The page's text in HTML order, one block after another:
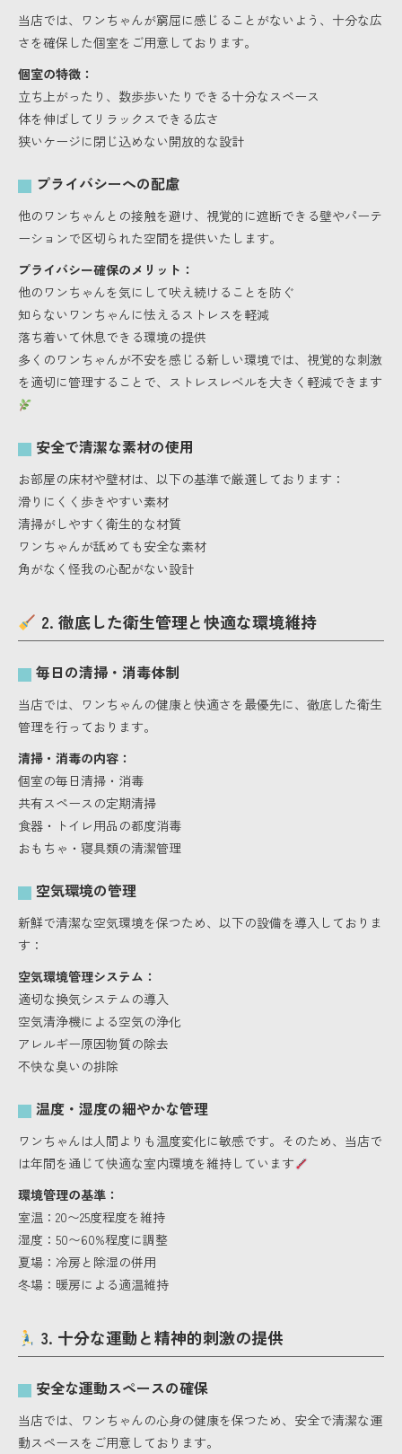
当店では、ワンちゃんが窮屈に感じることがないよう、十分な広
さを確保した個室をご用意しております。
個室の特徴：
立ち上がったり、数歩歩いたりできる十分なスペース
体を伸ばしてリラックスできる広さ
狭いケージに閉じ込めない開放的な設計
プライバシーへの配慮
他のワンちゃんとの接触を避け、視覚的に遮断できる壁やパーテ
ーションで区切られた空間を提供いたします。
プライバシー確保のメリット：
他のワンちゃんを気にして吠え続けることを防ぐ
知らないワンちゃんに怯えるストレスを軽減
落ち着いて休息できる環境の提供
多くのワンちゃんが不安を感じる新しい環境では、視覚的な刺激
を適切に管理することで、ストレスレベルを大きく軽減できます
安全で清潔な素材の使用
お部屋の床材や壁材は、以下の基準で厳選しております：
滑りにくく歩きやすい素材
清掃がしやすく衛生的な材質
ワンちゃんが舐めても安全な素材
角がなく怪我の心配がない設計
2. 徹底した衛生管理と快適な環境維持
毎日の清掃・消毒体制
当店では、ワンちゃんの健康と快適さを最優先に、徹底した衛生
管理を行っております。
清掃・消毒の内容：
個室の毎日清掃・消毒
共有スペースの定期清掃
食器・トイレ用品の都度消毒
おもちゃ・寝具類の清潔管理
空気環境の管理
新鮮で清潔な空気環境を保つため、以下の設備を導入しておりま
す：
空気環境管理システム：
適切な換気システムの導入
空気清浄機による空気の浄化
アレルギー原因物質の除去
不快な臭いの排除
温度・湿度の細やかな管理
ワンちゃんは人間よりも温度変化に敏感です。そのため、当店で
は年間を通じて快適な室内環境を維持しています
環境管理の基準：
室温：20〜25度程度を維持
湿度：50〜60%程度に調整
夏場：冷房と除湿の併用
冬場：暖房による適温維持
3. 十分な運動と精神的刺激の提供
安全な運動スペースの確保
当店では、ワンちゃんの心身の健康を保つため、安全で清潔な運
動スペースをご用意しております。